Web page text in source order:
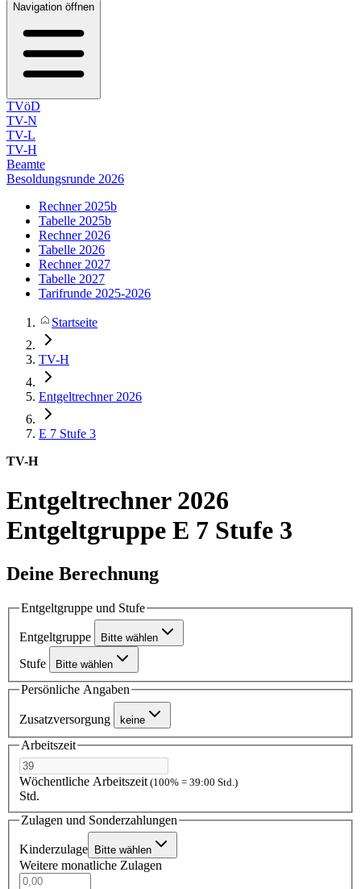
Navigation öffnen
TVöD
TV-N
TV-L
TV-H
Beamte
Besoldungsrunde 2026
Rechner 2025b
Tabelle 2025b
Rechner 2026
Tabelle 2026
Rechner 2027
Tabelle 2027
Tarifrunde 2025-2026
Startseite
TV-H
Entgeltrechner 2026
E 7 Stufe 3
TV-H
Entgeltrechner 2026
Entgeltgruppe E 7 Stufe 3
Deine Berechnung
Entgeltgruppe und Stufe
Entgeltgruppe Bitte wählen
Stufe Bitte wählen
Persönliche Angaben
Zusatzversorgung keine
Arbeitszeit
Wöchentliche Arbeitszeit (100% = 39:00 Std.)
Std.
Zulagen und Sonderzahlungen
Kinderzulage Bitte wählen
Weitere monatliche Zulagen